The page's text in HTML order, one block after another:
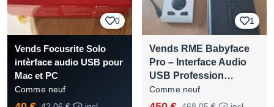
0
Vends Focusrite Solo
intèrface audio USB pour
Mac et PC
Comme neuf
1
Vends RME Babyface
Pro – Interface Audio
USB Profession…
Comme neuf